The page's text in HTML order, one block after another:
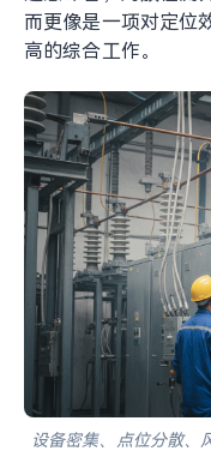
而更像是一项对定位
高的综合工作。
设备密集、点位分散、